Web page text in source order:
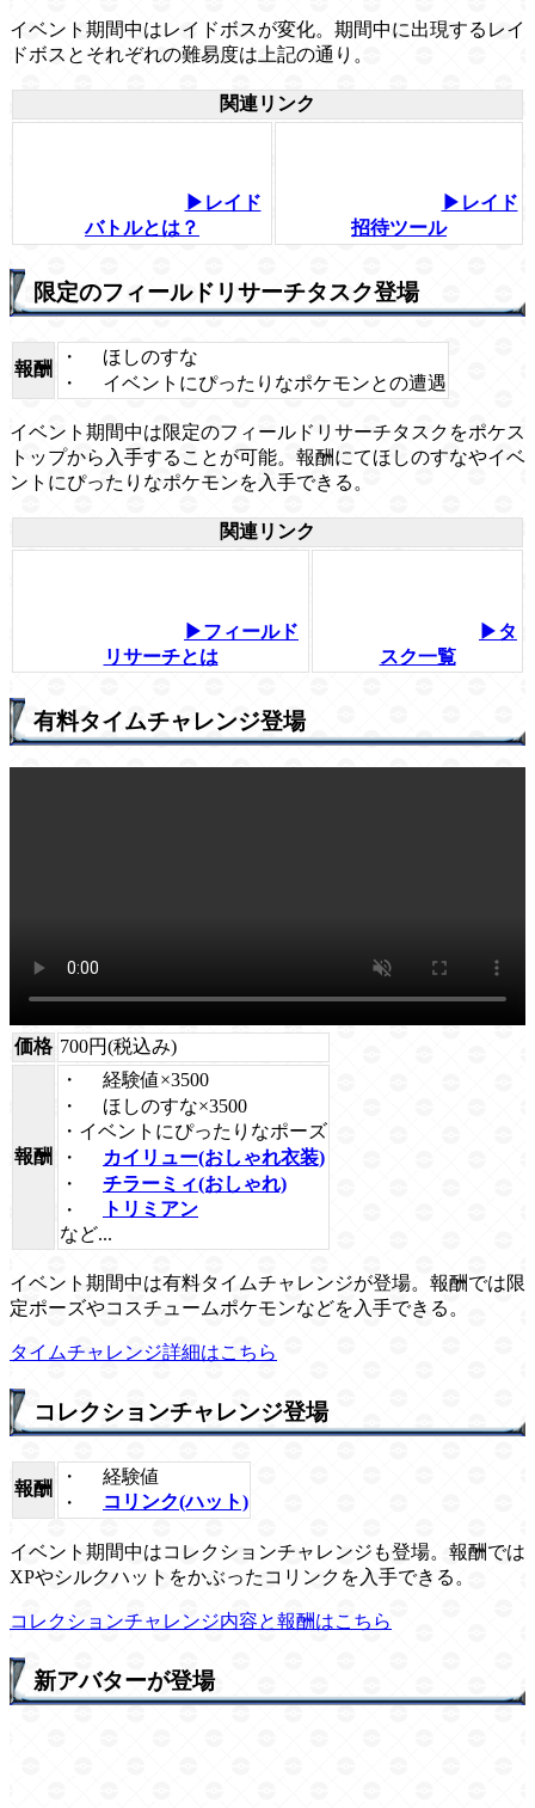
イベント期間中はレイドボスが変化。期間中に出現するレイ
ドボスとそれぞれの難易度は上記の通り。
関連リンク
▶レイド
バトルとは？
▶レイド
招待ツール
限定のフィールドリサーチタスク登場
報酬
・
ほしのすな
・
イベントにぴったりなポケモンとの遭遇
イベント期間中は限定のフィールドリサーチタスクをポケス
トップから入手することが可能。報酬にてほしのすなやイベ
ントにぴったりなポケモンを入手できる。
関連リンク
▶フィールド
リサーチとは
▶タ
スク一覧
有料タイムチャレンジ登場
価格 700円(税込み)
報酬
・
経験値×3500
・
ほしのすな×3500
・イベントにぴったりなポーズ
・
カイリュー(おしゃれ衣装)
・
チラーミィ(おしゃれ)
・
トリミアン
など...
イベント期間中は有料タイムチャレンジが登場。報酬では限
定ポーズやコスチュームポケモンなどを入手できる。
タイムチャレンジ詳細はこちら
コレクションチャレンジ登場
報酬
・
経験値
・
コリンク(ハット)
イベント期間中はコレクションチャレンジも登場。報酬では
XPやシルクハットをかぶったコリンクを入手できる。
コレクションチャレンジ内容と報酬はこちら
新アバターが登場